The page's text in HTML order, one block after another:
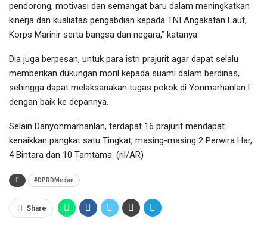
pendorong, motivasi dan semangat baru dalam meningkatkan
kinerja dan kualiatas pengabdian kepada TNI Angakatan Laut,
Korps Marinir serta bangsa dan negara,” katanya.
Dia juga berpesan, untuk para istri prajurit agar dapat selalu
memberikan dukungan moril kepada suami dalam berdinas,
sehingga dapat melaksanakan tugas pokok di Yonmarhanlan l
dengan baik ke depannya.
Selain Danyonmarhanlan, terdapat 16 prajurit mendapat
kenaikkan pangkat satu Tingkat, masing-masing 2 Perwira Har,
4 Bintara dan 10 Tamtama. (ril/AR)
#DPRDMedan
Share